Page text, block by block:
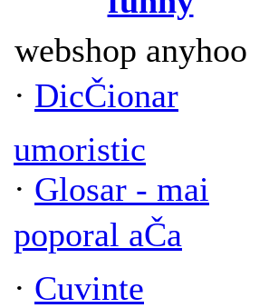
webshop anyhoo
· DicČionar
umoristic
· Glosar - mai
poporal aČa
· Cuvinte